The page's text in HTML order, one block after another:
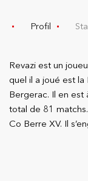
Profil
Revazi est un
quel il a joué est
Bergerac. Il en est
total de 81
Co Berre XV. Il